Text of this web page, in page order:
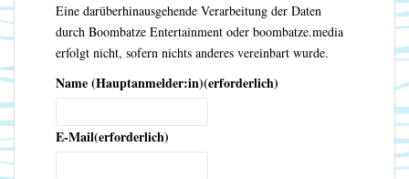
Eine darüberhinausgehende Verarbeitung der Daten
durch Boombatze Entertainment oder boombatze.media
erfolgt nicht, sofern nichts anderes vereinbart wurde.
Name (Hauptanmelder:in)(erforderlich)
E-Mail(erforderlich)